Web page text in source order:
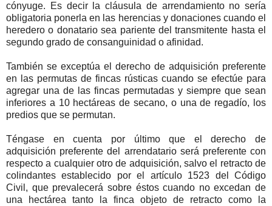
cónyuge. Es decir la cláusula de arrendamiento no sería
obligatoria ponerla en las herencias y donaciones cuando el
heredero o donatario sea pariente del transmitente hasta el
segundo grado de consanguinidad o afinidad.
También se exceptúa el derecho de adquisición preferente
en las permutas de fincas rústicas cuando se efectúe para
agregar una de las fincas permutadas y siempre que sean
inferiores a 10 hectáreas de secano, o una de regadío, los
predios que se permutan.
Téngase en cuenta por último que el derecho de
adquisición preferente del arrendatario será preferente con
respecto a cualquier otro de adquisición, salvo el retracto de
colindantes establecido por el artículo 1523 del Código
Civil, que prevalecerá sobre éstos cuando no excedan de
una hectárea tanto la finca objeto de retracto como la